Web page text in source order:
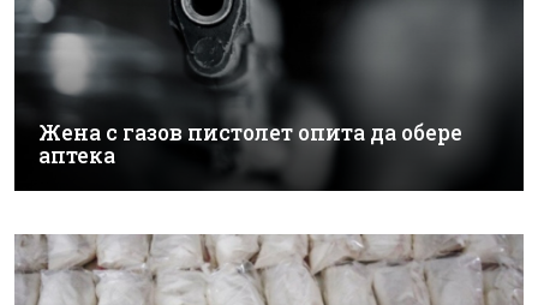
Жена с газов пистолет опита да обере
аптека